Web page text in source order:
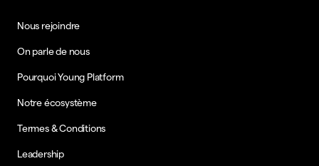
Nous rejoindre
On parle de nous
Pourquoi Young Platform
Notre écosystème
Termes & Conditions
Leadership